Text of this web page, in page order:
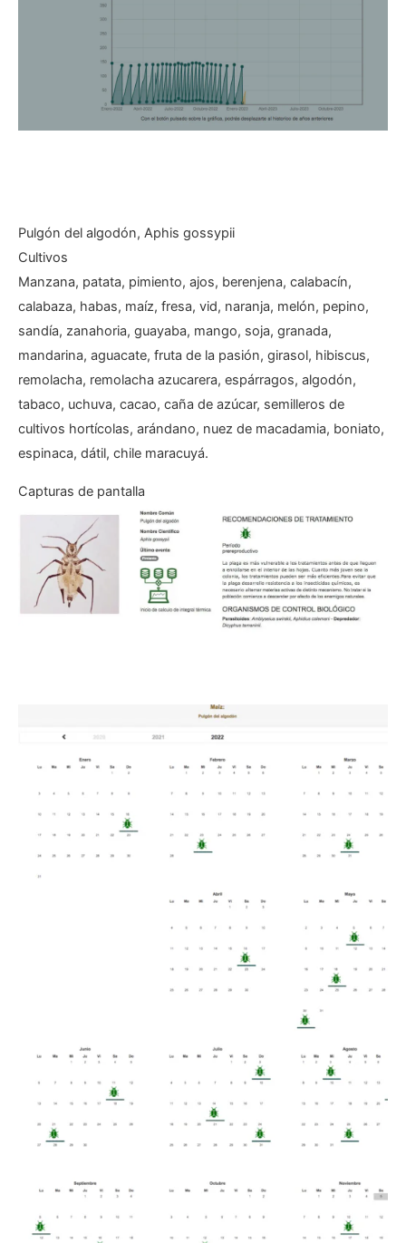
Pulgón del algodón, Aphis gossypii
Cultivos
Manzana, patata, pimiento, ajos, berenjena, calabacín,
calabaza, habas, maíz, fresa, vid, naranja, melón, pepino,
sandía, zanahoria, guayaba, mango, soja, granada,
mandarina, aguacate, fruta de la pasión, girasol, hibiscus,
remolacha, remolacha azucarera, espárragos, algodón,
tabaco, uchuva, cacao, caña de azúcar, semilleros de
cultivos hortícolas, arándano, nuez de macadamia, boniato,
espinaca, dátil, chile maracuyá.
Capturas de pantalla